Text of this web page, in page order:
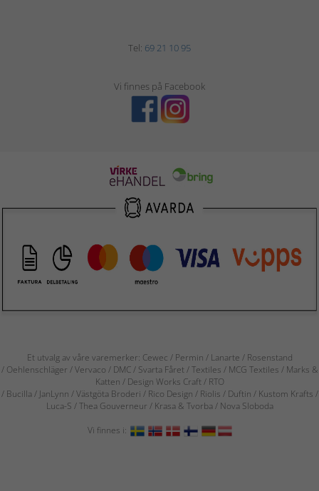
Tel: 69 21 10 95
Vi finnes på Facebook
Et utvalg av våre varemerker: Cewec / Permin / Lanarte / Rosenstand
/ Oehlenschläger / Vervaco / DMC / Svarta Fåret / Textiles / MCG Textiles / Marks &
Katten / Design Works Craft / RTO
/ Bucilla / JanLynn / Västgöta Broderi / Rico Design / Riolis / Duftin / Kustom Krafts /
Luca-S / Thea Gouverneur / Krasa & Tvorba / Nova Sloboda
Vi finnes i: